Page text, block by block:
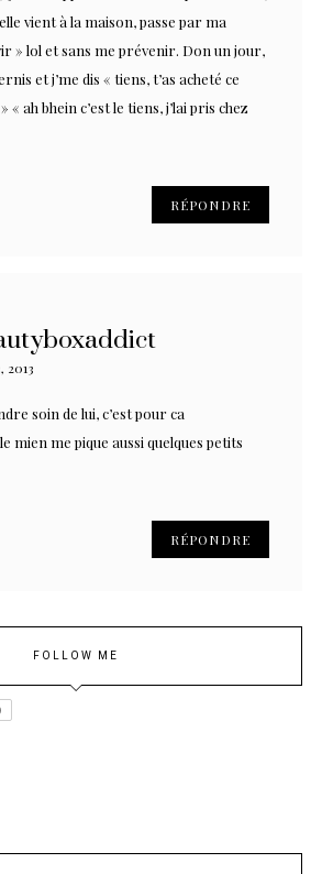
vient à la maison, passe par ma
» lol et sans me prévenir. Don un jour,
et j’me dis « tiens, t’as acheté ce
« ah bhein c’est le tiens, j’lai pris chez
RÉPONDRE
2013
soin de lui, c’est pour ca
mien me pique aussi quelques petits
RÉPONDRE
FOLLOW ME